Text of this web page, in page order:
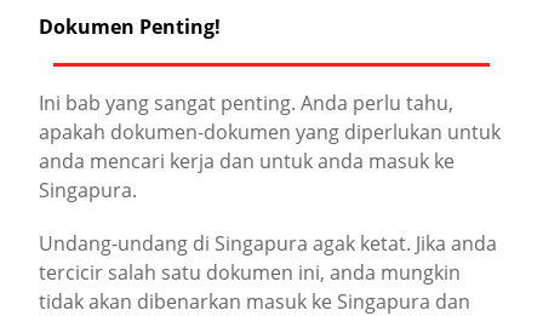
Dokumen Penting!
Ini bab yang sangat penting. Anda perlu tahu,
apakah dokumen-dokumen yang diperlukan untuk
anda mencari kerja dan untuk anda masuk ke
Singapura.
Undang-undang di Singapura agak ketat. Jika anda
tercicir salah satu dokumen ini, anda mungkin
tidak akan dibenarkan masuk ke Singapura dan